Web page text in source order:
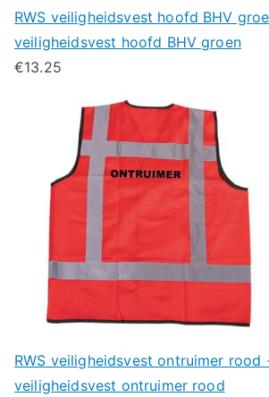
RWS veiligheidsvest hoofd BHV
veiligheidsvest hoofd BHV groen
€13.25
RWS veiligheidsvest ontruimer rood
veiligheidsvest ontruimer rood